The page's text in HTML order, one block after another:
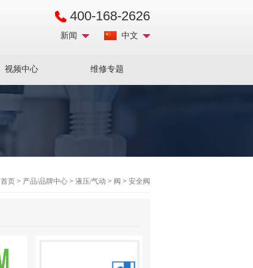
400-168-2626
中文
新闻
视频中心 维修专题
首页 > 产品/品牌中心 > 液压/气动 > 阀 > 安全阀